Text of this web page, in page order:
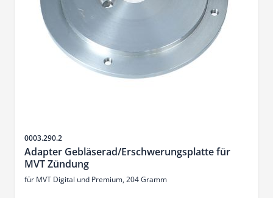
SKU
0003.290.2
Adapter Gebläserad/Erschwerungsplatte für
MVT Zündung
für MVT Digital und Premium, 204 Gramm